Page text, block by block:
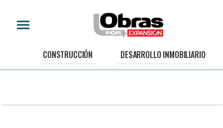
CONSTRUCCIÓN DESARROLLO INMOBILIARIO